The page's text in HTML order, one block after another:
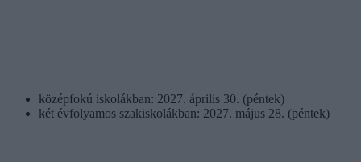
középfokú iskolákban: 2027. április 30. (péntek)
két évfolyamos szakiskolákban: 2027. május 28. (péntek)